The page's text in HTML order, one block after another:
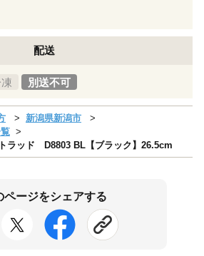
配送
別送不可
新潟県新潟市
ラッド D8803 BL【ブラック】26.5cm
ページをシェアする